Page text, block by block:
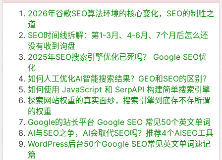
2026年谷歌SEO算法环境的核心变化，SEO的制胜之
道
SEO时间线拆解：第1-3月、4-6月、7个月后怎么还
没有收到询盘
2025年SEO搜索引擎优化已死吗？ Google SEO优
化
如何人工优化AI智能搜索结果？GEO和SEO的区别？
如何使用 JavaScript 和 SerpAPI 构建简单搜索引擎
探索网站权重的真实面纱，搜索引擎到底存不存所谓
的权重
Google的站长平台 Google SEO 常见50个英文单词
AI与SEO之争，AI会取代SEO吗？推荐4个AISEO工具
WordPress后台50个Google SEO常见英文单词速记
篇